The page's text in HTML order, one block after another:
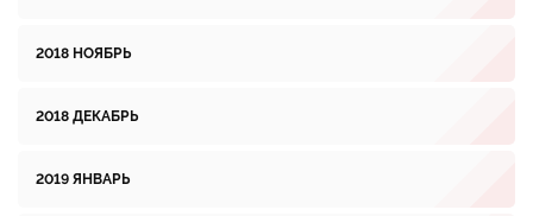
2018 НОЯБРЬ
2018 ДЕКАБРЬ
2019 ЯНВАРЬ